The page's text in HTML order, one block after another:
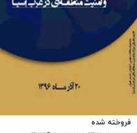
فروخته شده